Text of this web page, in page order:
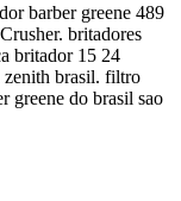
barber greene 489
britadores
britador 15 24
zenith brasil. filtro
greene do brasil sao